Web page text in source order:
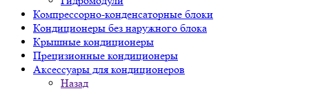
Компрессорно-конденсаторные блоки
Кондиционеры без наружного блока
Крышные кондиционеры
Прецизионные кондиционеры
Аксессуары для кондиционеров
Назад